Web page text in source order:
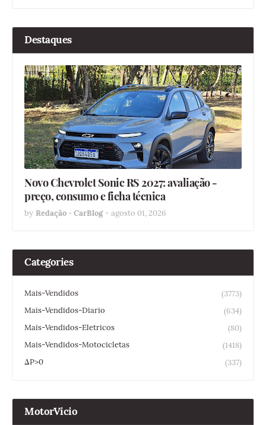
Destaques
Novo Chevrolet Sonic RS 2027: avaliação -
preço, consumo e ficha técnica
by Redação - CarBlog - agosto 01, 2026
Categories
Mais-Vendidos
(3773)
Mais-Vendidos-Diario
(634)
Mais-Vendidos-Eletricos
(80)
Mais-Vendidos-Motocicletas
(1418)
ΔP>0
(337)
MotorVicio